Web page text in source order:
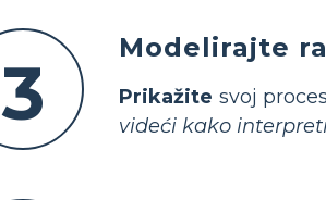
3
Modelirajte
Prikažite svoj
videći kako